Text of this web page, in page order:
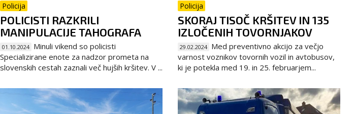
Policija
POLICISTI RAZKRILI
MANIPULACIJE TAHOGRAFA
01.10.2024 Minuli vikend so policisti
Specializirane enote za nadzor prometa na
slovenskih cestah zaznali več hujših kršitev. V ...
Policija
SKORAJ TISOČ KRŠITEV IN 135
IZLOČENIH TOVORNJAKOV
29.02.2024 Med preventivno akcijo za večjo
varnost voznikov tovornih vozil in avtobusov,
ki je potekla med 19. in 25. februarjem...